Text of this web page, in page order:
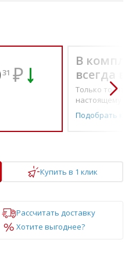
31 ₽
В
всегда
Только то, что
настоящему
Подобрать
Купить в 1 клик
Рассчитать доставку
Хотите выгоднее?